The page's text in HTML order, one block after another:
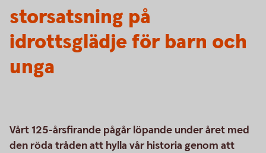
storsatsning på
idrottsglädje för barn och
unga
Vårt 125-årsfirande pågår löpande under året med
den röda tråden att hylla vår historia genom att